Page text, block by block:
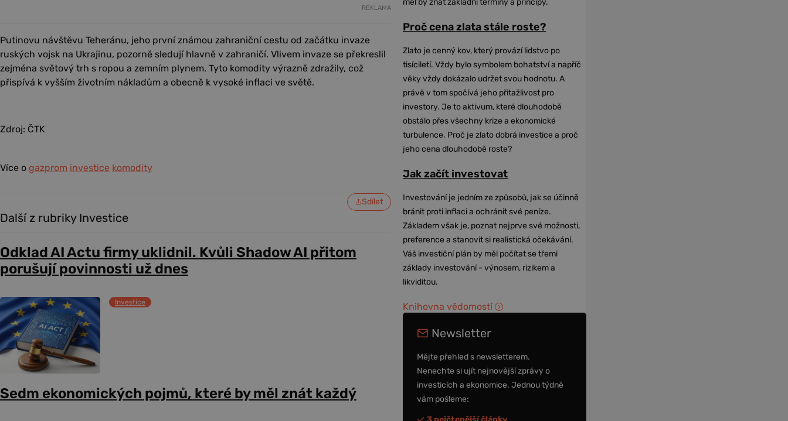
REKLAMA
Putinovu návštěvu Teheránu, jeho první známou zahraniční cestu od začátku invaze
ruských vojsk na Ukrajinu, pozorně sledují hlavně v zahraničí. Vlivem invaze se překreslil
zejména světový trh s ropou a zemním plynem. Tyto komodity výrazně zdražily, což
přispívá k vyšším životním nákladům a obecně k vysoké inflaci ve světě.
Zdroj: ČTK
Více o gazprom investice komodity
Sdílet
Další z rubriky Investice
Odklad AI Actu firmy uklidnil. Kvůli Shadow AI přitom
porušují povinnosti už dnes
Investice
Sedm ekonomických pojmů, které by měl znát každý
měl by znát základní termíny a principy.
Proč cena zlata stále roste?
Zlato je cenný kov, který provází lidstvo po
tisíciletí. Vždy bylo symbolem bohatství a napříč
věky vždy dokázalo udržet svou hodnotu. A
právě v tom spočívá jeho přitažlivost pro
investory. Je to aktivum, které dlouhodobě
obstálo přes všechny krize a ekonomické
turbulence. Proč je zlato dobrá investice a proč
jeho cena dlouhodobě roste?
Jak začít investovat
Investování je jedním ze způsobů, jak se účinně
bránit proti inflaci a ochránit své peníze.
Základem však je, poznat nejprve své možnosti,
preference a stanovit si realistická očekávání.
Váš investiční plán by měl počítat se třemi
základy investování - výnosem, rizikem a
likviditou.
Knihovna vědomostí
Newsletter
Mějte přehled s newsletterem.
Nenechte si ujít nejnovější zprávy o
investicích a ekonomice. Jednou týdně
vám pošleme: